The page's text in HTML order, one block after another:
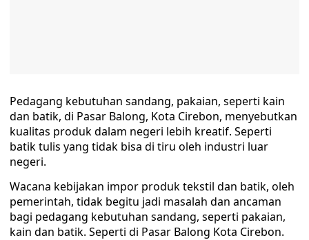
Pedagang kebutuhan sandang, pakaian, seperti kain
dan batik, di Pasar Balong, Kota Cirebon, menyebutkan
kualitas produk dalam negeri lebih kreatif. Seperti
batik tulis yang tidak bisa di tiru oleh industri luar
negeri.
Wacana kebijakan impor produk tekstil dan batik, oleh
pemerintah, tidak begitu jadi masalah dan ancaman
bagi pedagang kebutuhan sandang, seperti pakaian,
kain dan batik. Seperti di Pasar Balong Kota Cirebon.